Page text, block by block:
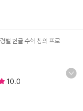
별 한글 수학 창의 프로
10.0